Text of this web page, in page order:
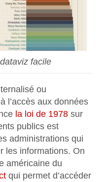
facile
ou
l’accès aux données
la loi de 1978 sur
publics est
administrations qui
les informations. On
américaine du
qui permet d’accéder